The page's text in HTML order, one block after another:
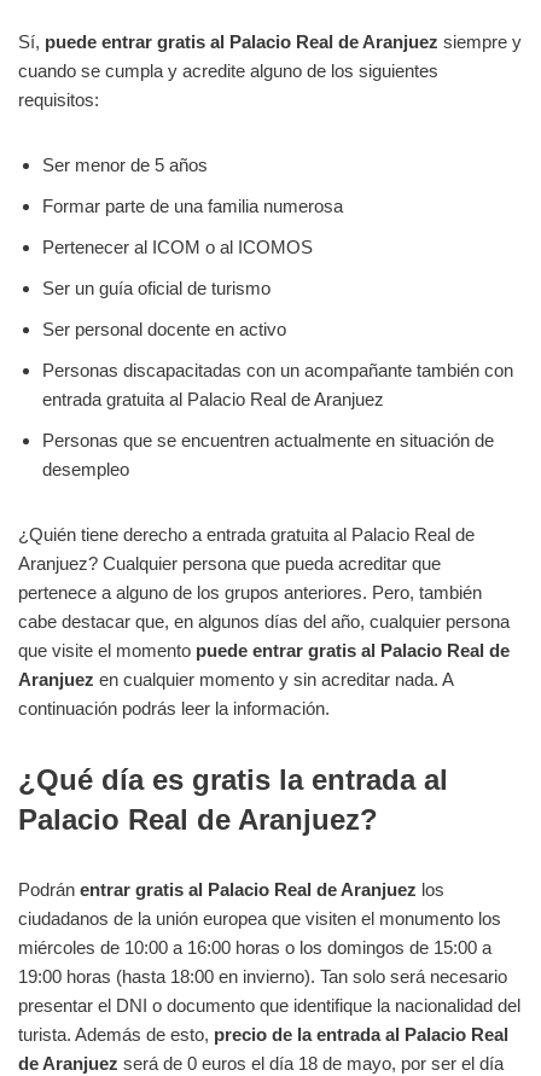
Sí, puede entrar gratis al Palacio Real de Aranjuez siempre y
cuando se cumpla y acredite alguno de los siguientes
requisitos:
Ser menor de 5 años
Formar parte de una familia numerosa
Pertenecer al ICOM o al ICOMOS
Ser un guía oficial de turismo
Ser personal docente en activo
Personas discapacitadas con un acompañante también con
entrada gratuita al Palacio Real de Aranjuez
Personas que se encuentren actualmente en situación de
desempleo
¿Quién tiene derecho a entrada gratuita al Palacio Real de
Aranjuez? Cualquier persona que pueda acreditar que
pertenece a alguno de los grupos anteriores. Pero, también
cabe destacar que, en algunos días del año, cualquier persona
que visite el momento puede entrar gratis al Palacio Real de
Aranjuez en cualquier momento y sin acreditar nada. A
continuación podrás leer la información.
¿Qué día es gratis la entrada al
Palacio Real de Aranjuez?
Podrán entrar gratis al Palacio Real de Aranjuez los
ciudadanos de la unión europea que visiten el monumento los
miércoles de 10:00 a 16:00 horas o los domingos de 15:00 a
19:00 horas (hasta 18:00 en invierno). Tan solo será necesario
presentar el DNI o documento que identifique la nacionalidad del
turista. Además de esto, precio de la entrada al Palacio Real
de Aranjuez será de 0 euros el día 18 de mayo, por ser el día